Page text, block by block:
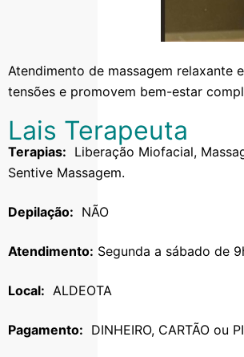
Atendimento de massagem relaxante
tensões e promovem bem-estar
Lais Terapeuta
Terapias: Liberação Miofacial,
Sentive Massagem.
Depilação: NÃO
Atendimento: Segunda a sábado de
Local: ALDEOTA
Pagamento: DINHEIRO, CARTÃO ou